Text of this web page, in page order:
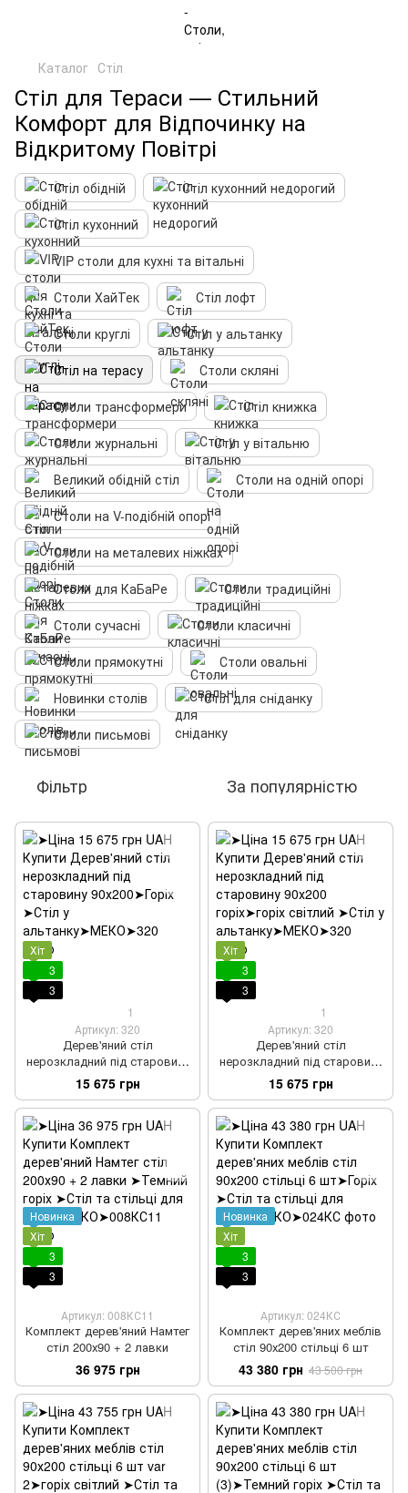
Каталог Стіл
Стіл для Тераси — Стильний
Комфорт для Відпочинку на
Відкритому Повітрі
Стіл обідній
Стіл кухонний недорогий
Стіл кухонний
VIP столи для кухні та вітальні
Столи ХайТек
Стіл лофт
Столи круглі
Стіл у альтанку
Стіл на терасу
Столи скляні
Столи трансформери
Стіл книжка
Столи журнальні
Стіл у вітальню
Великий обідній стіл
Столи на одній опорі
Столи на V-подібній опорі
Столи на металевих ніжках
Столи для КаБаРе
Столи традиційні
Столи сучасні
Столи класичні
Столи прямокутні
Столи овальні
Новинки столів
Стіл для сніданку
Столи письмові
Фільтр За популярністю
Хіт
3
3
1
Артикул: 320
Дерев'яний стіл
нерозкладний під старовину
90х200
15 675 грн
Хіт
3
3
1
Артикул: 320
Дерев'яний стіл
нерозкладний під старовину
90х200 горіх
15 675 грн
Новинка
Хіт
3
3
Артикул: 008КС11
Комплект дерев'яний Намтег
стіл 200х90 + 2 лавки
36 975 грн
Новинка
Хіт
3
3
Артикул: 024КС
Комплект дерев'яних меблів
стіл 90х200 стільці 6 шт
43 380 грн 43 500 грн